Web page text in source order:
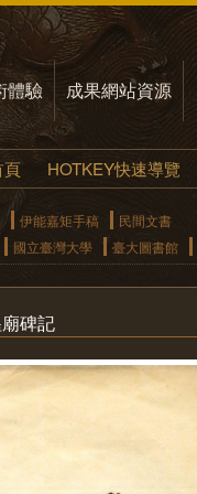
體驗 成果網站資源
HOTKEY快速導覽
伊能嘉矩手稿
民間文書
國立臺灣大學
臺大圖書館
碑記